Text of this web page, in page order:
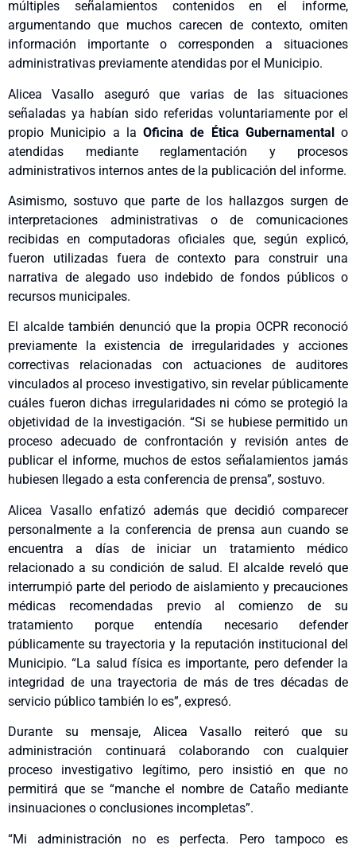
múltiples señalamientos contenidos en el informe,
argumentando que muchos carecen de contexto, omiten
información importante o corresponden a situaciones
administrativas previamente atendidas por el Municipio.
Alicea Vasallo aseguró que varias de las situaciones
señaladas ya habían sido referidas voluntariamente por el
propio Municipio a la Oficina de Ética Gubernamental o
atendidas mediante reglamentación y procesos
administrativos internos antes de la publicación del informe.
Asimismo, sostuvo que parte de los hallazgos surgen de
interpretaciones administrativas o de comunicaciones
recibidas en computadoras oficiales que, según explicó,
fueron utilizadas fuera de contexto para construir una
narrativa de alegado uso indebido de fondos públicos o
recursos municipales.
El alcalde también denunció que la propia OCPR reconoció
previamente la existencia de irregularidades y acciones
correctivas relacionadas con actuaciones de auditores
vinculados al proceso investigativo, sin revelar públicamente
cuáles fueron dichas irregularidades ni cómo se protegió la
objetividad de la investigación. “Si se hubiese permitido un
proceso adecuado de confrontación y revisión antes de
publicar el informe, muchos de estos señalamientos jamás
hubiesen llegado a esta conferencia de prensa”, sostuvo.
Alicea Vasallo enfatizó además que decidió comparecer
personalmente a la conferencia de prensa aun cuando se
encuentra a días de iniciar un tratamiento médico
relacionado a su condición de salud. El alcalde reveló que
interrumpió parte del periodo de aislamiento y precauciones
médicas recomendadas previo al comienzo de su
tratamiento porque entendía necesario defender
públicamente su trayectoria y la reputación institucional del
Municipio. “La salud física es importante, pero defender la
integridad de una trayectoria de más de tres décadas de
servicio público también lo es”, expresó.
Durante su mensaje, Alicea Vasallo reiteró que su
administración continuará colaborando con cualquier
proceso investigativo legítimo, pero insistió en que no
permitirá que se “manche el nombre de Cataño mediante
insinuaciones o conclusiones incompletas”.
“Mi administración no es perfecta. Pero tampoco es